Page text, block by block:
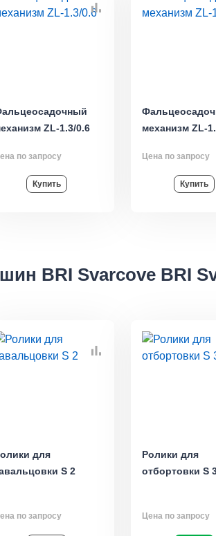
ZL-1.3/0.6
по запросу
Купить
механизм ZL-
Цена по запросу
Купить
BRI Svarcove BRI
для
S 2
по запросу
Ролики для
отбортовки S
Цена по запросу